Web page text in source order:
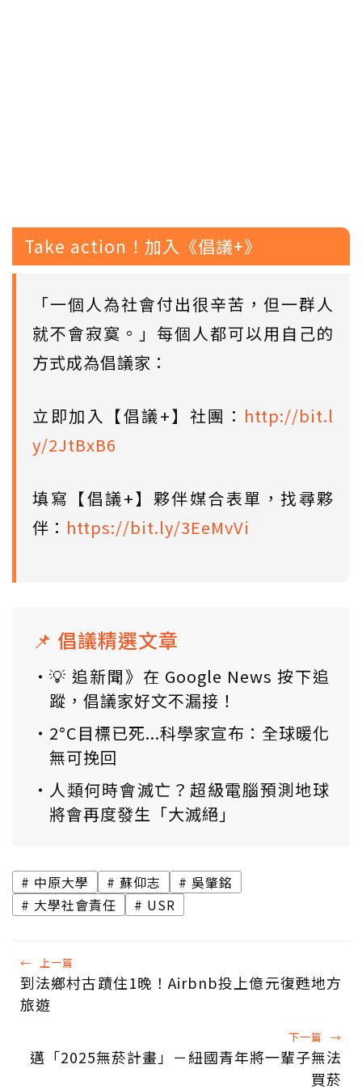
Take action！加入《倡議+》
「一個人為社會付出很辛苦，但一群人
就不會寂寞。」每個人都可以用自己的
方式成為倡議家：
立即加入【倡議+】社團： http://bit.l
y/2JtBxB6
填寫【倡議+】夥伴媒合表單，找尋夥
伴： https://bit.ly/3EeMvVi
📌 倡議精選文章
💡 追新聞》在 Google News 按下追
蹤，倡議家好文不漏接！
2°C目標已死...科學家宣布：全球暖化
無可挽回
人類何時會滅亡？超級電腦預測地球
將會再度發生「大滅絕」
中原大學 蘇仰志
吳肇銘
大學社會責任
USR
← 上一篇
到法鄉村古蹟住1晚！Airbnb投上億元復甦地方
旅遊
下一篇 →
邁「2025無菸計畫」－紐國青年將一輩子無法
買菸